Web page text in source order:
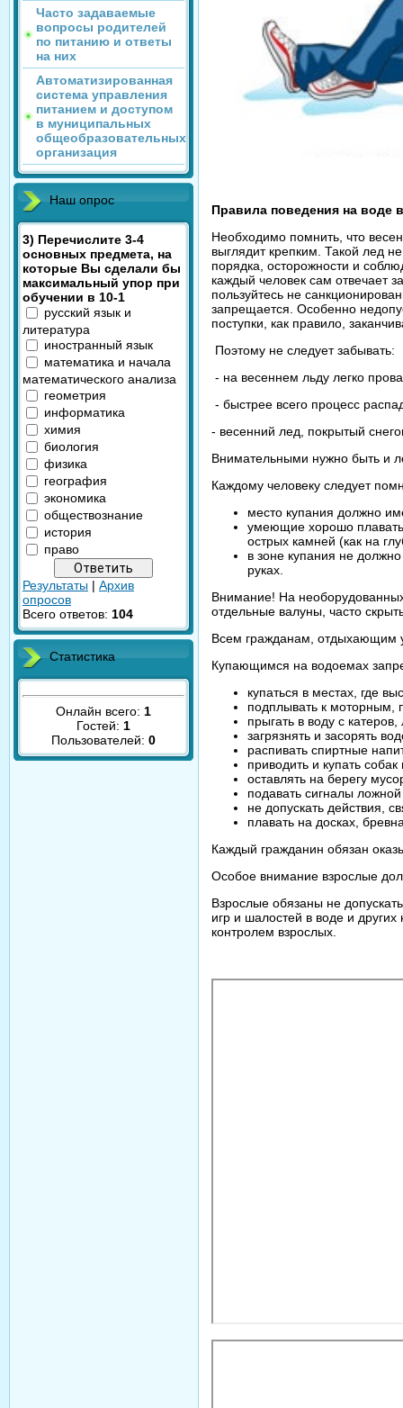
Часто задаваемые
вопросы родителей
по питанию и ответы
на них
Автоматизированная
система управления
питанием и доступом
в муниципальных
общеобразовательных
организация
Наш опрос
3) Перечислите 3-4
основных предмета, на
которые Вы сделали бы
максимальный упор при
обучении в 10-1
русский язык и
литература
иностранный язык
математика и начала
математического анализа
геометрия
информатика
химия
биология
физика
география
экономика
обществознание
история
право
Результаты | Архив
опросов
Всего ответов: 104
Статистика
Онлайн всего: 1
Гостей: 1
Пользователей: 0
Правила поведения на воде
Необходимо помнить, что
выглядит крепким. Такой лед
порядка, осторожности и
каждый человек сам отвечает
пользуйтесь не
запрещается. Особенно
поступки, как правило,
Поэтому не следует забывать:
- на весеннем льду легко
- быстрее всего процесс
- весенний лед, покрытый
Внимательными нужно быть и
Каждому человеку следует
место купания должно
умеющие хорошо плавать
острых камней (как на
в зоне купания не
руках.
Внимание! На
отдельные валуны, часто
Всем гражданам, отдыхающим
Купающимся на водоемах
купаться в местах, где
подплывать к моторным,
прыгать в воду с
загрязнять и засорять
распивать спиртные
приводить и купать
оставлять на берегу
подавать сигналы ложной
не допускать действия,
плавать на досках,
Каждый гражданин обязан
Особое внимание взрослые
Взрослые обязаны не
игр и шалостей в воде и
контролем взрослых.